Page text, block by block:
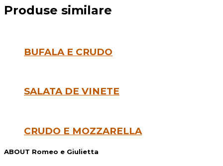
Produse similare
BUFALA E CRUDO
SALATA DE VINETE
CRUDO E MOZZARELLA
ABOUT Romeo e Giulietta